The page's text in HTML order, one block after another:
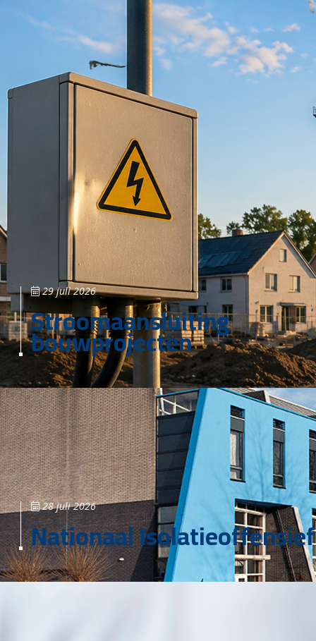
29 juli 2026
Stroomaansluiting
bouwprojecten
28 juli 2026
Nationaal Isolatieoffensief